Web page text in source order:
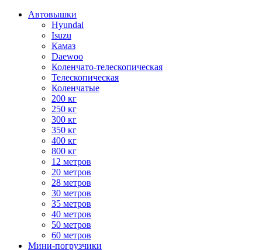
Автовышки
Hyundai
Isuzu
Камаз
Daewoo
Коленчато-телескопическая
Телескопическая
Коленчатые
200 кг
250 кг
300 кг
350 кг
400 кг
800 кг
12 метров
20 метров
28 метров
30 метров
35 метров
40 метров
50 метров
60 метров
Мини-погрузчики